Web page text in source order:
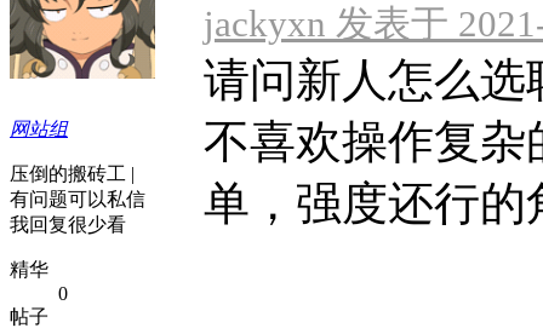
网站组
压倒的搬砖工 |
有问题可以私信
我回复很少看
精华
0
帖子
jackyxn 发表于
请问新人怎么
不喜欢操作复
单，强度还行的